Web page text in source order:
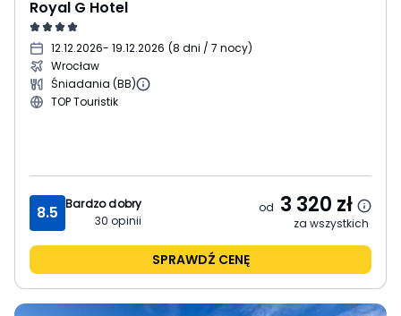
Royal G Hotel
12.12.2026- 19.12.2026 (8 dni / 7 nocy)
Wrocław
Śniadania (BB)
TOP Touristik
8.5 Bardzo dobry
30 opinii
od 3 320 zł
za wszystkich
SPRAWDŹ CENĘ